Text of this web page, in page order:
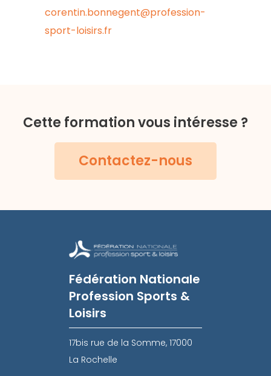
corentin.bonnegent@profession-
sport-loisirs.fr
Cette formation vous intéresse ?
Contactez-nous
Fédération Nationale
Profession Sports &
Loisirs
17bis rue de la Somme, 17000
La Rochelle